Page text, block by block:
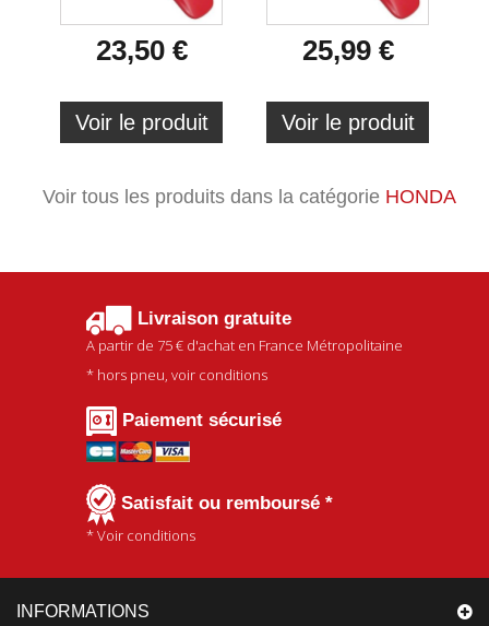
23,50 €
Voir le produit
25,99 €
Voir le produit
Voir tous les produits dans la catégorie HONDA
Livraison gratuite
A partir de 75 € d'achat en France Métropolitaine
* hors pneu, voir conditions
Paiement sécurisé
Satisfait ou remboursé *
* Voir conditions
INFORMATIONS